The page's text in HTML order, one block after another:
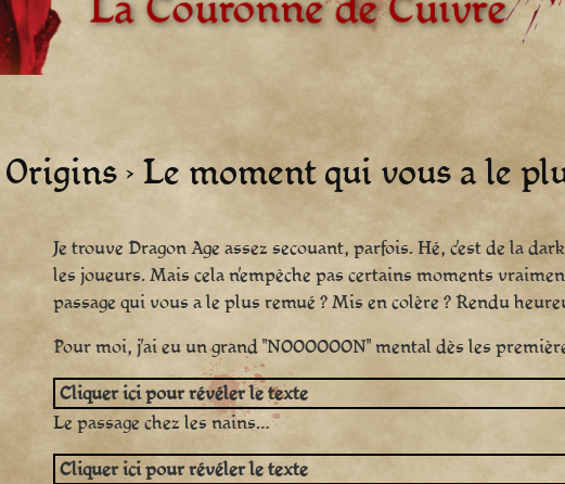
› Le moment qui vous a le
Je trouve Dragon Age assez secouant, parfois. Hé, c’est de la
les joueurs. Mais cela n’empêche pas certains moments
passage qui vous a le plus remué ? Mis en colère ? Rendu
Pour moi, j’ai eu un grand "NOOOOOON" mental dès les
Cliquer ici pour révéler le texte
Le passage chez les nains…
Cliquer ici pour révéler le texte